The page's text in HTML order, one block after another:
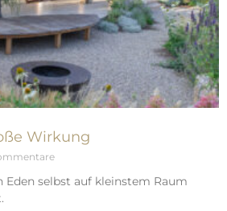
Wirkung
selbst auf kleinstem Raum